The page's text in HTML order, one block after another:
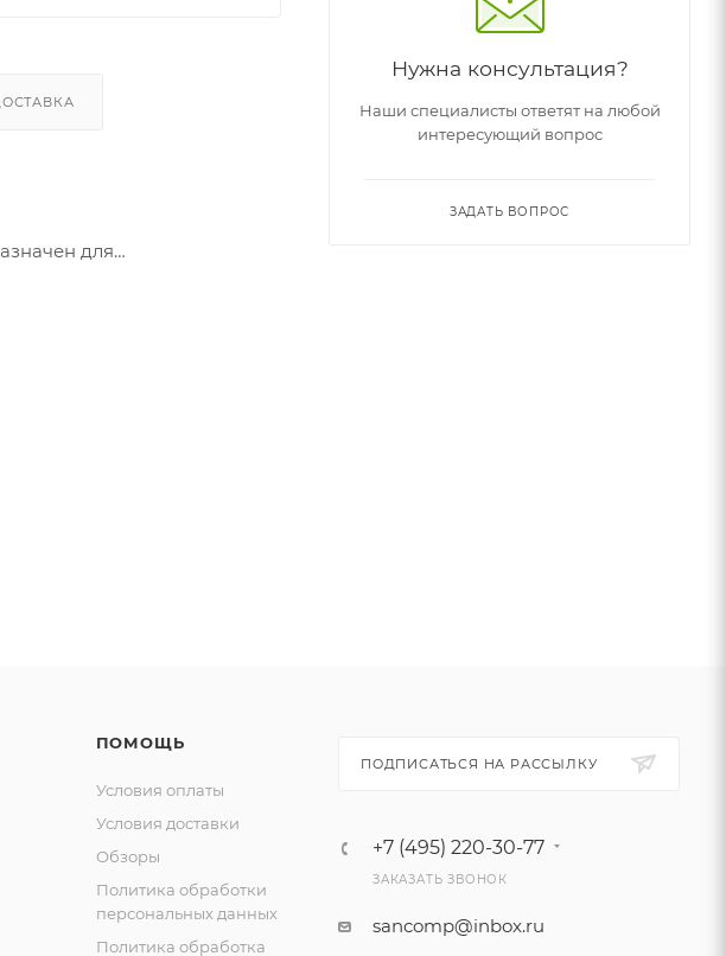
для
Нужна консультация?
Наши специалисты ответят на любой
интересующий вопрос
ЗАДАТЬ ВОПРОС
ПОМОЩЬ
Условия оплаты
Условия доставки
Обзоры
Политика обработки
персональных данных
Политика обработка
ПОДПИСАТЬСЯ НА РАССЫЛКУ
+7 (495) 220-30-77
ЗАКАЗАТЬ ЗВОНОК
sancomp@inbox.ru